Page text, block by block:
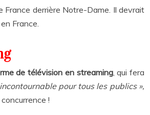
France derrière Notre-Dame. Il devrait
France.
de télévision en streaming, qui fera
pour tous les publics »,
!